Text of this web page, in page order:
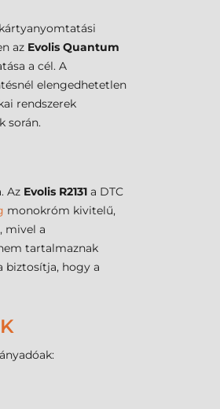
az Evolis Quantum
a cél. A
elengedhetetlen
rendszerek
során.
Az Evolis R2131 a DTC
monokróm kivitelű,
mivel a
tartalmaznak
biztosítja, hogy a